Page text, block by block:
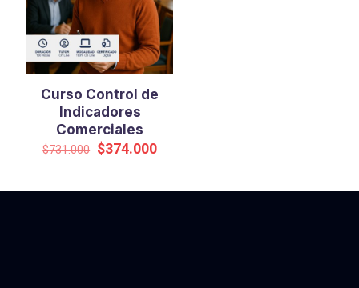
Curso Control de
Indicadores
Comerciales
$731.000 El
era:
$374.000El
es: